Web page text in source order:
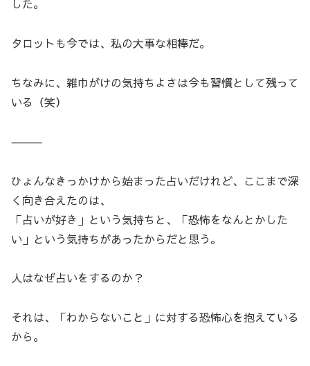
した。
タロットも今では、私の大事な相棒だ。
ちなみに、雑巾がけの気持ちよさは今も習慣として残って
いる（笑）
⸻
ひょんなきっかけから始まった占いだけれど、ここまで深
く向き合えたのは、
「占いが好き」という気持ちと、「恐怖をなんとかした
い」という気持ちがあったからだと思う。
人はなぜ占いをするのか？
それは、「わからないこと」に対する恐怖心を抱えている
から。